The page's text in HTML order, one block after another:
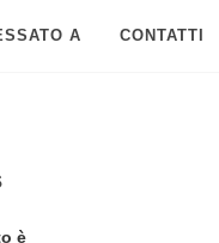
A CONTATTI
è